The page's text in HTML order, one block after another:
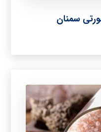
سمنان